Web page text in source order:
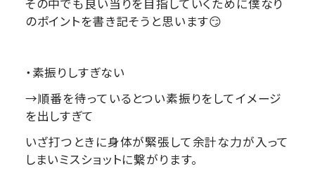
のポイントを書き記そうと思います😏
・素振りしすぎない
→順番を待っているとつい素振りをしてイメージ
を出しすぎて
いざ打つときに身体が緊張して余計な力が入って
しまいミスショットに繋がります。